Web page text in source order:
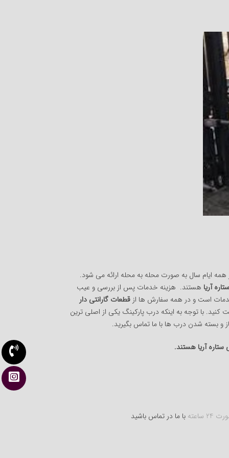
ایام سال به صورت محله به محله ارائه می شود.
ستاره آریا هستند. هزینه خدمات پس از بررسی و عیب
است و در همه سفارش ها ازقطعات گارانتی دار
با توجه به اینکه درب پارکینگ یکی از اصلی ترین
و بسته شدن درب ها با ما تماس بگیرید.
آریا هستند.
با ما در تماس باشید